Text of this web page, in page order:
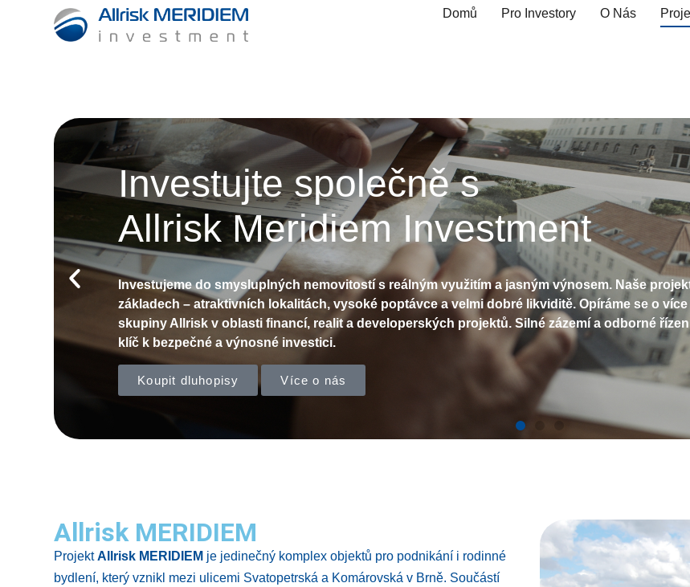
Domů Pro Investory O Nás
Svatopetrská a Komárovská v Brně. Součástí výstavby je i přidružená dopravní a technická
nové čtvrti Trnitá bude moderní bulvár, který propojí novou čtvrť přes vlakový a autobusový
centrem města.
Allrisk MERIDIEM
ProjektAllrisk MERIDIEM je jedinečný komplex objektů pro podnikání i rodinné
bydlení, který vznikl mezi ulicemi Svatopetrská a Komárovská v Brně. Součástí